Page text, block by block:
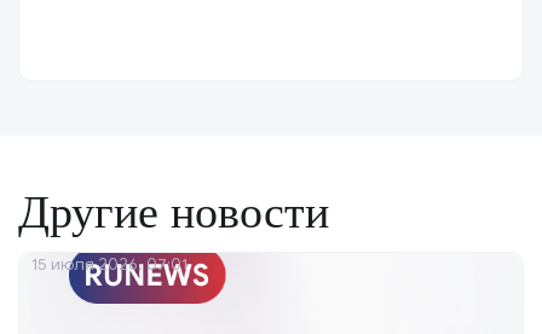
Другие новости
15 июля 2026, 07:01